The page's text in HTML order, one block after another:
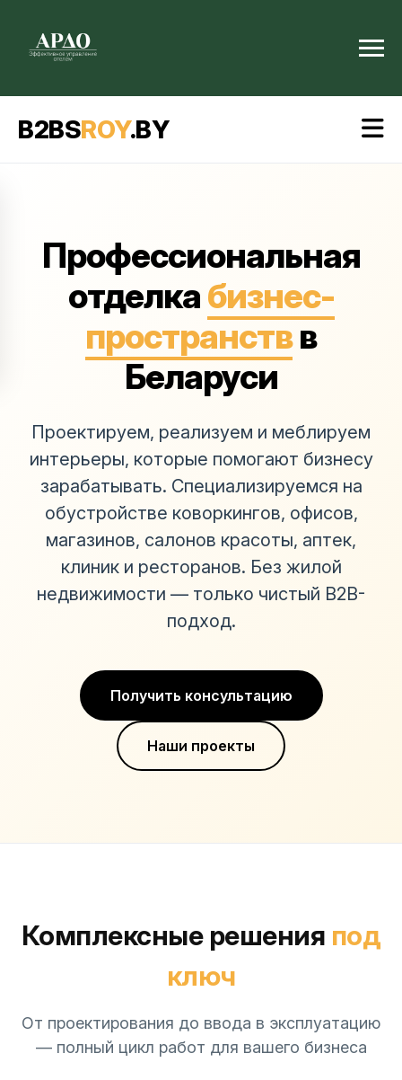
B2BSROY.BY
Профессиональная
отделкабизнес-
пространствв
Беларуси
Проектируем, реализуем и меблируем
интерьеры, которые помогают бизнесу
зарабатывать. Специализируемся на
обустройстве коворкингов, офисов,
магазинов, салонов красоты, аптек,
клиник и ресторанов. Без жилой
недвижимости — только чистый B2B-
подход.
Получить консультацию
Наши проекты
Комплексные решения под
ключ
От проектирования до ввода в эксплуатацию
— полный цикл работ для вашего бизнеса